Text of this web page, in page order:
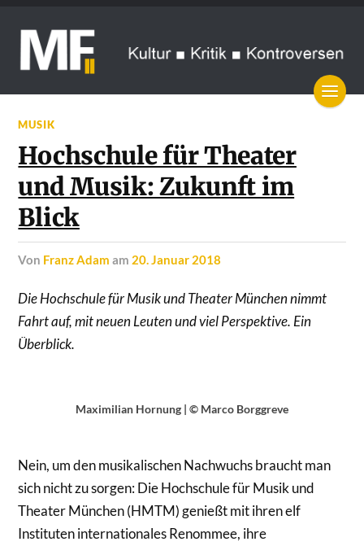
MUSIK
Hochschule für Theater
und Musik: Zukunft im
Blick
von Franz Adam am 20. Januar 2018
Die Hochschule für Musik und Theater München nimmt
Fahrt auf, mit neuen Leuten und viel Perspektive. Ein
Überblick.
Maximilian Hornung | © Marco Borggreve
Nein, um den musikalischen Nachwuchs braucht man
sich nicht zu sorgen: Die Hochschule für Musik und
Theater München (HMTM) genießt mit ihren elf
Instituten internationales Renommee, ihre